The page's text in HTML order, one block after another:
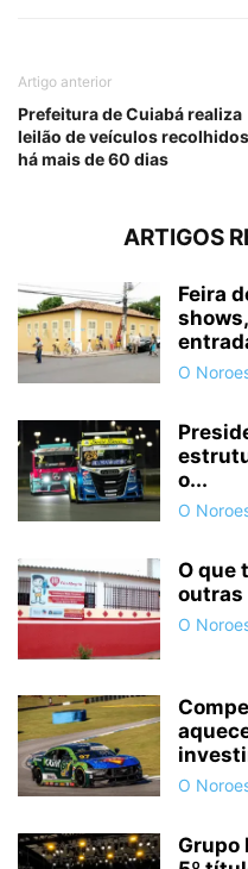
Artigo anterior
Prefeitura de Cuiabá realiza
leilão de veículos recolhidos
há mais de 60 dias
ARTIGOS
Feira
O
o...
O
O que
outras
O
O
Grupo